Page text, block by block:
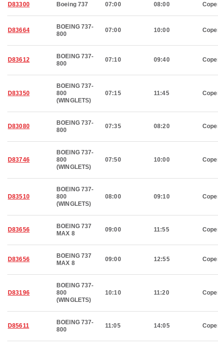
D83300 Boeing 737 07:00 08:00
D83664
BOEING 737-
800
07:00 10:00
D83612
BOEING 737-
800
07:10 09:40
D83350
BOEING 737-
800
(WINGLETS)
07:15 11:45
D83080
BOEING 737-
800
07:35 08:20
D83746
BOEING 737-
800
(WINGLETS)
07:50 10:00
D83510
BOEING 737-
800
(WINGLETS)
08:00 09:10
D83656
BOEING 737
MAX 8
09:00 11:55
D83656
BOEING 737
MAX 8
09:00 12:55
D83196
BOEING 737-
800
(WINGLETS)
10:10 11:20
D85611
BOEING 737-
800
11:05 14:05